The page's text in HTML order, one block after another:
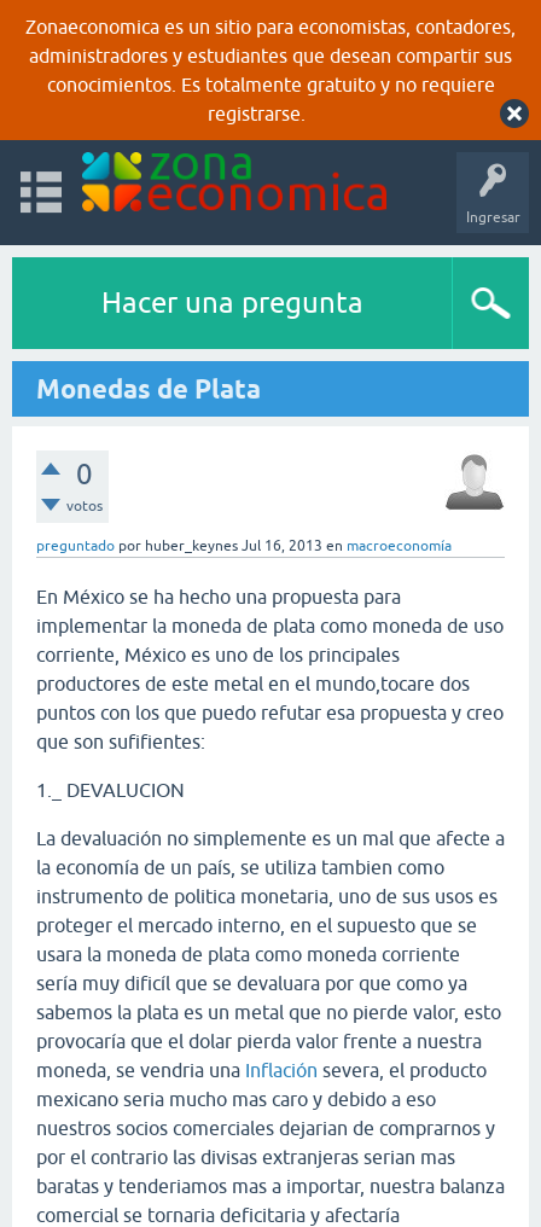
Zonaeconomica es un sitio para economistas, contadores,
administradores y estudiantes que desean compartir sus
conocimientos. Es totalmente gratuito y no requiere
registrarse.
Ingresar
Hacer una pregunta
Monedas de Plata
0
votos
preguntado por huber_keynes Jul 16, 2013 en macroeconomía
En México se ha hecho una propuesta para
implementar la moneda de plata como moneda de uso
corriente, México es uno de los principales
productores de este metal en el mundo,tocare dos
puntos con los que puedo refutar esa propuesta y creo
que son sufifientes:
1._ DEVALUCION
La devaluación no simplemente es un mal que afecte a
la economía de un país, se utiliza tambien como
instrumento de politica monetaria, uno de sus usos es
proteger el mercado interno, en el supuesto que se
usara la moneda de plata como moneda corriente
sería muy dificíl que se devaluara por que como ya
sabemos la plata es un metal que no pierde valor, esto
provocaría que el dolar pierda valor frente a nuestra
moneda, se vendria una Inflación severa, el producto
mexicano seria mucho mas caro y debido a eso
nuestros socios comerciales dejarian de comprarnos y
por el contrario las divisas extranjeras serian mas
baratas y tenderiamos mas a importar, nuestra balanza
comercial se tornaria deficitaria y afectaría